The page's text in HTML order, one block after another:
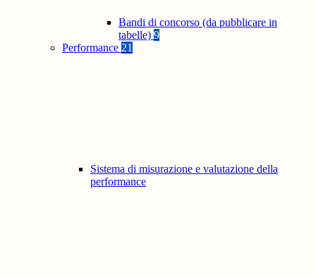
Bandi di concorso (da pubblicare in
tabelle) 9
Performance 21
Sistema di misurazione e valutazione della
performance